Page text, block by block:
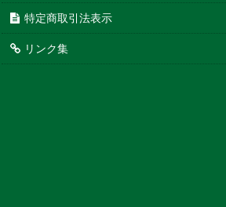
特定商取引法表示
リンク集